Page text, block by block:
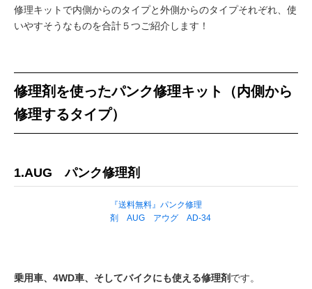
修理キットで内側からのタイプと外側からのタイプそれぞれ、使
いやすそうなものを合計５つご紹介します！
修理剤を使ったパンク修理キット（内側から
修理するタイプ）
1.AUG パンク修理剤
『送料無料』パンク修理
剤 AUG アウグ AD-34
乗用車、4WD車、そしてバイクにも使える修理剤です。